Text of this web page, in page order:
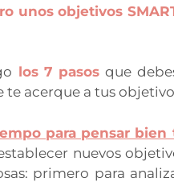
unos objetivos
los 7 pasos que
te acerque a tus
para pensar bien
nuevos
primero para